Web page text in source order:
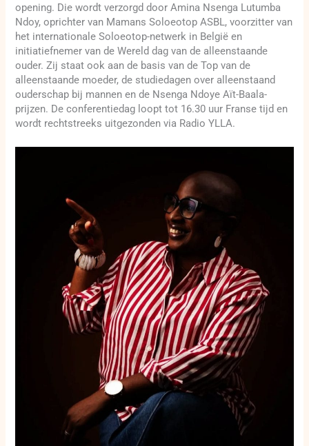
opening. Die wordt verzorgd door Amina Nsenga Lutumba
Ndoy, oprichter van Mamans Soloeotop ASBL, voorzitter van
het internationale Soloeotop-netwerk in België en
initiatiefnemer van de Wereld dag van de alleenstaande
ouder. Zij staat ook aan de basis van de Top van de
alleenstaande moeder, de studiedagen over alleenstaand
ouderschap bij mannen en de Nsenga Ndoye Aït-Baala-
prijzen. De conferentiedag loopt tot 16.30 uur Franse tijd en
wordt rechtstreeks uitgezonden via Radio YLLA.